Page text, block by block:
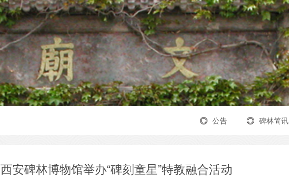
公告 碑林简讯
西安碑林博物馆举办“碑刻童星”特教融合活动